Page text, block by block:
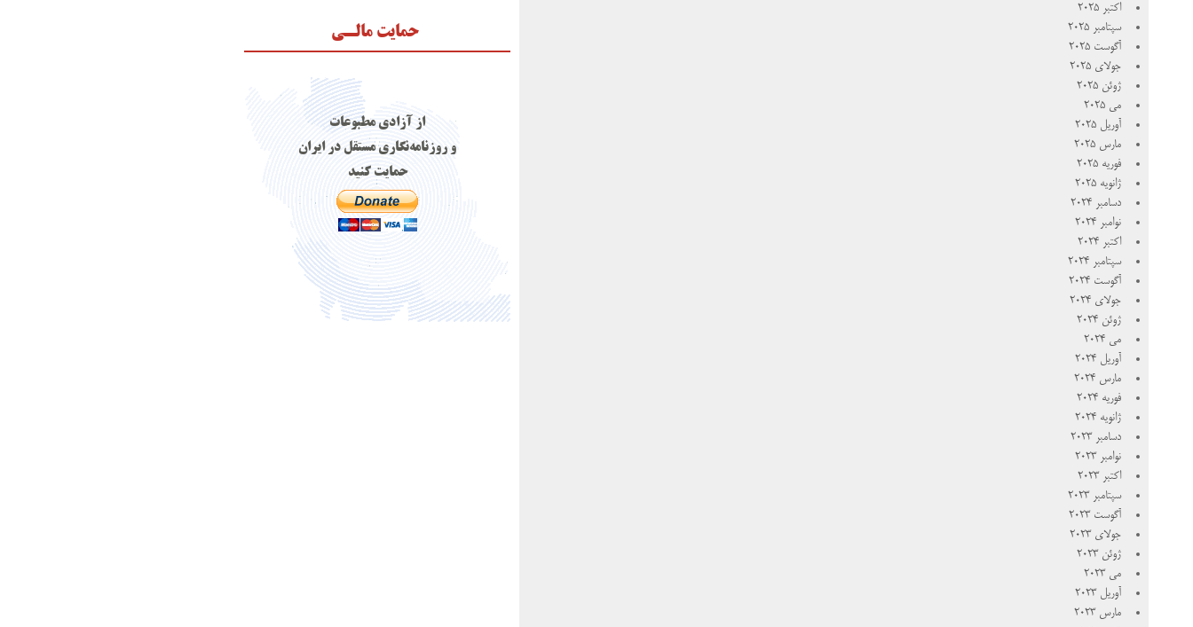
اکتبر 2025
سپتامبر 2025
آگوست 2025
جولای 2025
ژوئن 2025
می 2025
آوریل 2025
مارس 2025
فوریه 2025
ژانویه 2025
دسامبر 2024
نوامبر 2024
اکتبر 2024
سپتامبر 2024
آگوست 2024
جولای 2024
ژوئن 2024
می 2024
آوریل 2024
مارس 2024
فوریه 2024
ژانویه 2024
دسامبر 2023
نوامبر 2023
اکتبر 2023
سپتامبر 2023
آگوست 2023
جولای 2023
ژوئن 2023
می 2023
آوریل 2023
مارس 2023
حمایت مالـی
از آزادی مطبوعات
و روزنامه‌نگاری مستقل در ایران
حمایت کنید